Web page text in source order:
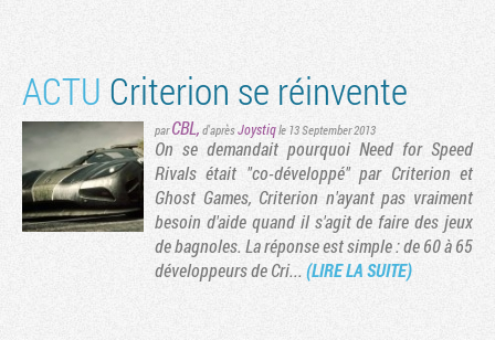
ACTU Criterion se réinvente
parCBL, d'aprèsJoystiqle 13 September 2013
On se demandait pourquoi Need for Speed
Rivals était "co-développé" par Criterion et
Ghost Games, Criterion n'ayant pas vraiment
besoin d'aide quand il s'agit de faire des jeux
de bagnoles. La réponse est simple : de 60 à 65
développeurs de Cri...(LIRE LA SUITE)
Tribune